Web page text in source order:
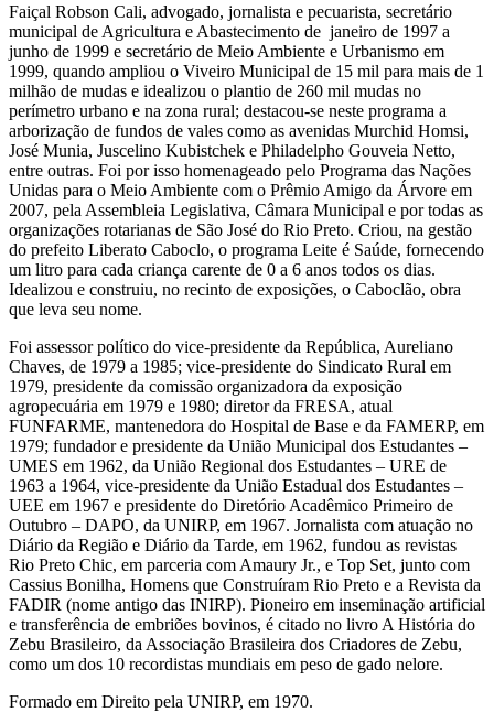
Faiçal Robson Cali, advogado, jornalista e pecuarista, secretário
municipal de Agricultura e Abastecimento de janeiro de 1997 a
junho de 1999 e secretário de Meio Ambiente e Urbanismo em
1999, quando ampliou o Viveiro Municipal de 15 mil para mais de 1
milhão de mudas e idealizou o plantio de 260 mil mudas no
perímetro urbano e na zona rural; destacou-se neste programa a
arborização de fundos de vales como as avenidas Murchid Homsi,
José Munia, Juscelino Kubistchek e Philadelpho Gouveia Netto,
entre outras. Foi por isso homenageado pelo Programa das Nações
Unidas para o Meio Ambiente com o Prêmio Amigo da Árvore em
2007, pela Assembleia Legislativa, Câmara Municipal e por todas as
organizações rotarianas de São José do Rio Preto. Criou, na gestão
do prefeito Liberato Caboclo, o programa Leite é Saúde, fornecendo
um litro para cada criança carente de 0 a 6 anos todos os dias.
Idealizou e construiu, no recinto de exposições, o Caboclão, obra
que leva seu nome.
Foi assessor político do vice-presidente da República, Aureliano
Chaves, de 1979 a 1985; vice-presidente do Sindicato Rural em
1979, presidente da comissão organizadora da exposição
agropecuária em 1979 e 1980; diretor da FRESA, atual
FUNFARME, mantenedora do Hospital de Base e da FAMERP, em
1979; fundador e presidente da União Municipal dos Estudantes –
UMES em 1962, da União Regional dos Estudantes – URE de
1963 a 1964, vice-presidente da União Estadual dos Estudantes –
UEE em 1967 e presidente do Diretório Acadêmico Primeiro de
Outubro – DAPO, da UNIRP, em 1967. Jornalista com atuação no
Diário da Região e Diário da Tarde, em 1962, fundou as revistas
Rio Preto Chic, em parceria com Amaury Jr., e Top Set, junto com
Cassius Bonilha, Homens que Construíram Rio Preto e a Revista da
FADIR (nome antigo das INIRP). Pioneiro em inseminação artificial
e transferência de embriões bovinos, é citado no livro A História do
Zebu Brasileiro, da Associação Brasileira dos Criadores de Zebu,
como um dos 10 recordistas mundiais em peso de gado nelore.
Formado em Direito pela UNIRP, em 1970.